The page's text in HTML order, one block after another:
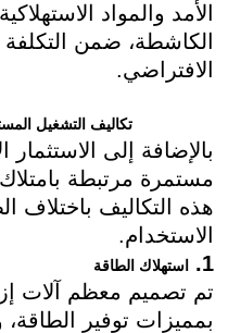
الأمد والمواد
الكاشطة، ضمن التكلفة
الافتراضي.
تكاليف التشغيل
بالإضافة إلى
مستمرة مرتبطة
هذه التكاليف باختلاف
الاستخدام.
1.
استهلاك الطاقة
تم تصميم معظم آلات
بمميزات توفير الطاقة،